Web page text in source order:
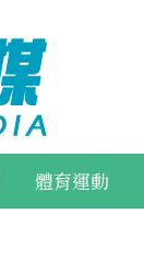
體育運動